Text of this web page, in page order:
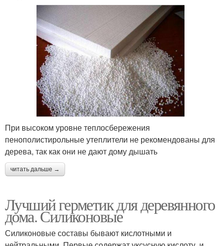
При высоком уровне теплосбережения
пенополистирольные утеплители не рекомендованы для
дерева, так как они не дают дому дышать
читать дальше →
Лучший герметик для деревянного
дома. Силиконовые
Силиконовые составы бывают кислотными и